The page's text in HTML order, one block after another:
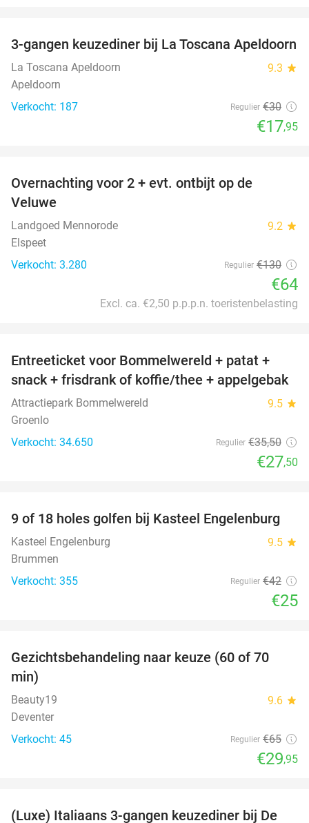
40%
3-gangen keuzediner bij La Toscana Apeldoorn
La Toscana Apeldoorn 9.3 star
Apeldoorn
Verkocht: 187
Regulier €30
€17,95
Overnachting voor 2 + evt. ontbijt op de
Veluwe
Landgoed Mennorode 9.2 star
Elspeet
Verkocht: 3.280
Regulier €130
€64
Excl. ca. €2,50 p.p.p.n. toeristenbelasting
23%
Entreeticket voor Bommelwereld + patat +
snack + frisdrank of koffie/thee + appelgebak
Attractiepark Bommelwereld 9.5 star
Groenlo
Verkocht: 34.650
Regulier €35,50
€27,50
40%
9 of 18 holes golfen bij Kasteel Engelenburg
Kasteel Engelenburg 9.5 star
Brummen
Verkocht: 355
Regulier €42
€25
54%
Gezichtsbehandeling naar keuze (60 of 70
min)
Beauty19 9.6 star
Deventer
Verkocht: 45
Regulier €65
€29,95
(Luxe) Italiaans 3-gangen keuzediner bij De